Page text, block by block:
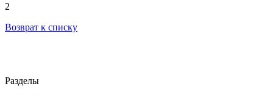
2
Возврат к списку
Разделы